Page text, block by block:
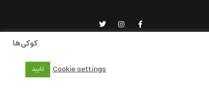
کوکی‌ها
Cookie settings تایید